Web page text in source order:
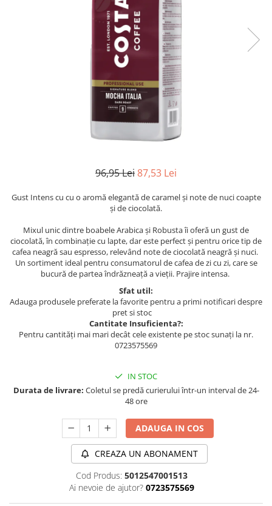
96,95 Lei87,53 Lei
Gust Intens cu cu o aromă elegantă de caramel și note de nuci coapte
și de ciocolată.
Mixul unic dintre boabele Arabica și Robusta îi oferă un gust de
ciocolată, în combinație cu lapte, dar este perfect și pentru orice tip de
cafea neagră sau espresso, relevând note de ciocolată neagră și nuci.
Un sortiment ideal pentru consumatorul de cafea de zi cu zi, care se
bucură de partea îndrăzneață a vieții. Prajire intensa.
Sfat util:
Adauga produsele preferate la favorite pentru a primi notificari despre
pret si stoc
Cantitate Insuficienta?:
Pentru cantități mai mari decât cele existente pe stoc sunați la nr.
0723575569
IN STOC
Durata de livrare: Coletul se predă curierului într-un interval de 24-
48 ore
ADAUGA IN COS
CREAZA UN ABONAMENT
Cod Produs: 5012547001513
Ai nevoie de ajutor? 0723575569